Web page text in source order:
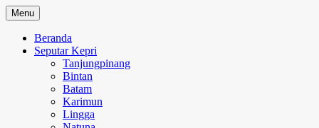
Skip
to
content
Menu
Beranda
Seputar Kepri
Tanjungpinang
Bintan
Batam
Karimun
Lingga